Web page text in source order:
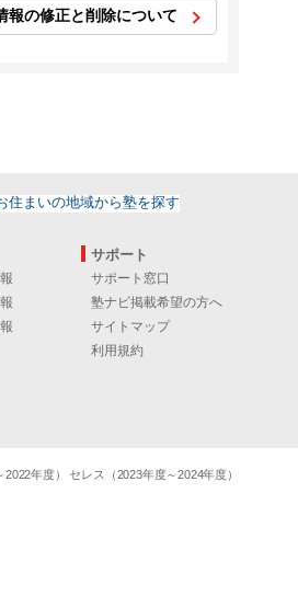
報の修正と削除について
サポート
サポート窓口
塾ナビ掲載希望の方へ
サイトマップ
利用規約
年度） セレス（2023年度～2024年度）